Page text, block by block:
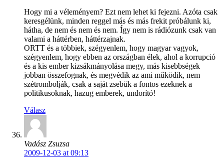
Hogy mi a véleményem? Ezt nem lehet ki fejezni. Azóta csak
keresgélünk, minden reggel más és más frekit próbálunk ki,
hátha, de nem és nem és nem. Így nem is rádiózunk csak van
valami a háttérben, háttérzajnak.
ORTT és a többiek, szégyenlem, hogy magyar vagyok,
szégyenlem, hogy ebben az országban élek, ahol a korrupció
és a kis ember kizsákmányolása megy, más kisebbségek
jobban összefognak, és megvédik az ami működik, nem
szétrombolják, csak a saját zsebük a fontos ezeknek a
politikusoknak, hazug emberek, undorító!
Válasz
Vadász Zsuzsa
2009-12-03 at 09:13